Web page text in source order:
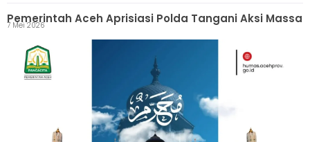
Pemerintah Aceh Aprisiasi Polda Tangani Aksi Massa
7 Mei 2026